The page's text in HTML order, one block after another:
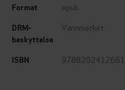
Format epub
DRM-
beskyttelse
Vannmerket
ISBN 9788202412661